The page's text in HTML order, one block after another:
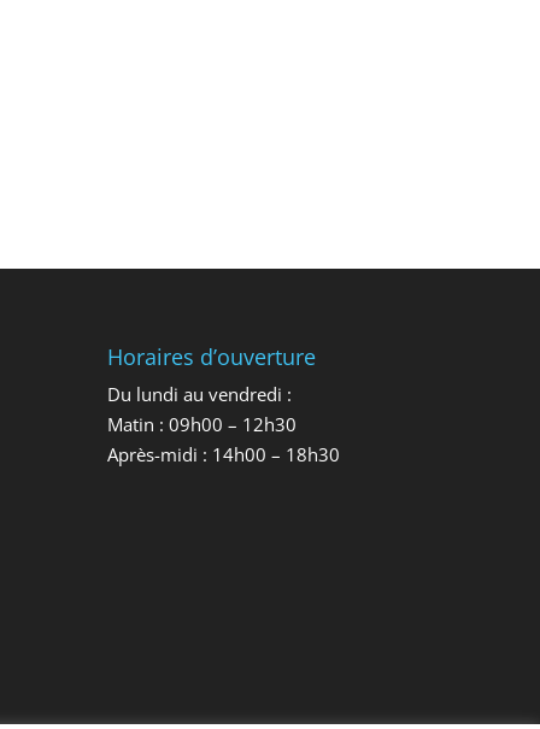
Horaires d’ouverture
Du lundi au vendredi :
Matin : 09h00 – 12h30
Après-midi : 14h00 – 18h30